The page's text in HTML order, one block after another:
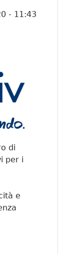
- 11:43
di
per i
e